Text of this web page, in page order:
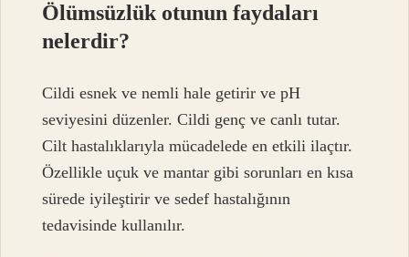
Ölümsüzlük otunun faydaları
nelerdir?
Cildi esnek ve nemli hale getirir ve pH
seviyesini düzenler. Cildi genç ve canlı tutar.
Cilt hastalıklarıyla mücadelede en etkili ilaçtır.
Özellikle uçuk ve mantar gibi sorunları en kısa
sürede iyileştirir ve sedef hastalığının
tedavisinde kullanılır.